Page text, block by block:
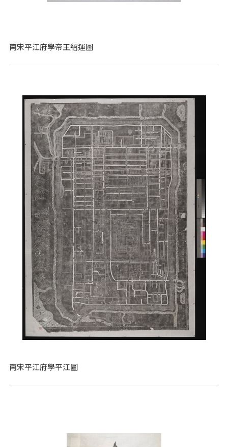
南宋平江府學帝王紹運圖
南宋平江府學平江圖